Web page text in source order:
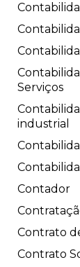
Serviços
industrial
Contador
Contrato
Contrato